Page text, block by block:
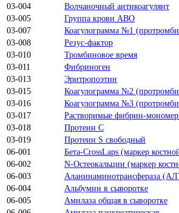
03-004
Волчаночный антикоагулянт
03-005
Группа крови ABO
03-007
Коагулограмма №1
03-008
Резус-фактор
03-010
Тромбиновое время
03-011
Фибриноген
03-013
Эритропоэтин
03-015
Коагулограмма №2
03-016
Коагулограмма №3
03-017
Растворимые фибрин-
03-018
Протеин C
03-019
Протеин S свободный
06-001
Бета-CrossLaps (маркер
06-002
N-Остеокальцин (маркер
06-003
Аланинаминотрансфераза
06-004
Альбумин в сыворотке
06-005
Амилаза общая в сыворотке